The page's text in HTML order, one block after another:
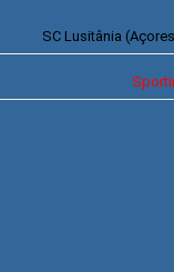
SC Lusitânia (Açores